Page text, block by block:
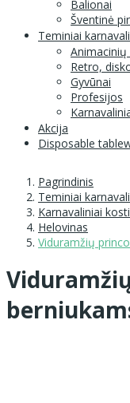
Balionai
Šventinė
Teminiai
Retro,
Gyvūnai
Profesijos
Akcija
Disposable
Pagrindinis
Teminiai
Karnavaliniai
Helovinas
Viduramžių